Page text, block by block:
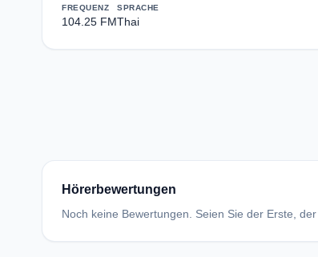
FREQUENZ
104.25 FM
SPRACHE
Thai
Hörerbewertungen
Noch keine Bewertungen. Seien Sie der Erste,